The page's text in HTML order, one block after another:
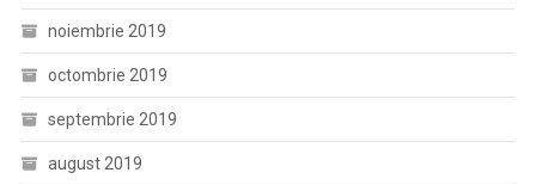
noiembrie 2019
octombrie 2019
septembrie 2019
august 2019